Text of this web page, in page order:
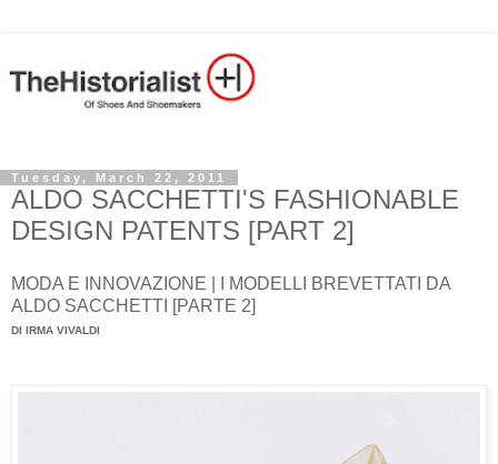
Tuesday, March 22, 2011
ALDO SACCHETTI'S FASHIONABLE
DESIGN PATENTS [PART 2]
MODA E INNOVAZIONE | I MODELLI BREVETTATI DA
ALDO SACCHETTI [PARTE 2]
DI IRMA VIVALDI